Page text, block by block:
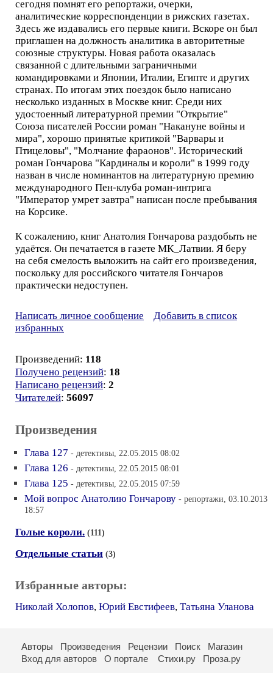
сегодня помнят его репортажи, очерки,
аналитические корреспонденции в рижских газетах.
Здесь же издавались его первые книги. Вскоре он был
приглашен на должность аналитика в авторитетные
союзные структуры. Новая работа оказалась
связанной с длительными заграничными
командировками и Японии, Италии, Египте и других
странах. По итогам этих поездок было написано
несколько изданных в Москве книг. Среди них
удостоенный литературной премии "Открытие"
Союза писателей России роман "Накануне войны и
мира", хорошо принятые критикой "Варвары и
Птицеловы", "Молчание фараонов". Исторический
роман Гончарова "Кардиналы и короли" в 1999 году
назван в числе номинантов на литературную премию
международного Пен-клуба роман-интрига
"Император умрет завтра" написан после пребывания
на Корсике.
К сожалению, книг Анатолия Гончарова раздобыть не
удаётся. Он печатается в газете МК_Латвии. Я беру
на себя смелость выложить на сайт его произведения,
поскольку для российского читателя Гончаров
практически недоступен.
Написать личное сообщение
Добавить в список
избранных
Произведений: 118
Получено рецензий: 18
Написано рецензий: 2
Читателей: 56097
Произведения
Глава 127 - детективы, 22.05.2015 08:02
Глава 126 - детективы, 22.05.2015 08:01
Глава 125 - детективы, 22.05.2015 07:59
Мой вопрос Анатолию Гончарову - репортажи, 03.10.2013
18:57
Голые короли. (111)
Отдельные статьи (3)
Избранные авторы:
Николай Холопов, Юрий Евстифеев, Татьяна Уланова
Авторы Произведения Рецензии Поиск
Магазин
Вход для авторов
О портале Стихи.ру Проза.ру